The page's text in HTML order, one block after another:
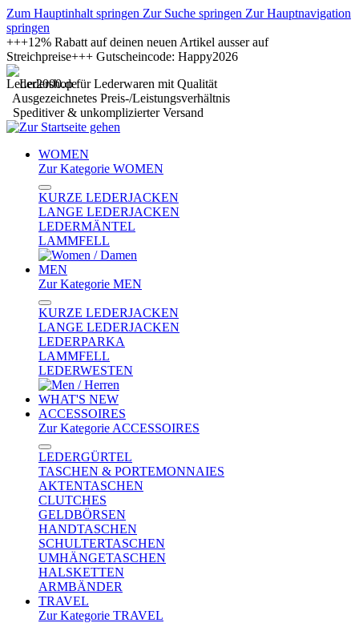
Zum Hauptinhalt springen Zur Suche springen Zur Hauptnavigation
springen
+++12% Rabatt auf deinen neuen Artikel ausser auf
Streichpreise+++ Gutscheincode: Happy2026
Ledershop für Lederwaren mit Qualität
Ausgezeichnetes Preis-/Leistungsverhältnis
Speditiver & unkomplizierter Versand
WOMEN
Zur Kategorie WOMEN
KURZE LEDERJACKEN
LANGE LEDERJACKEN
LEDERMÄNTEL
LAMMFELL
MEN
Zur Kategorie MEN
KURZE LEDERJACKEN
LANGE LEDERJACKEN
LEDERPARKA
LAMMFELL
LEDERWESTEN
WHAT'S NEW
ACCESSOIRES
Zur Kategorie ACCESSOIRES
LEDERGÜRTEL
TASCHEN & PORTEMONNAIES
AKTENTASCHEN
CLUTCHES
GELDBÖRSEN
HANDTASCHEN
SCHULTERTASCHEN
UMHÄNGETASCHEN
HALSKETTEN
ARMBÄNDER
TRAVEL
Zur Kategorie TRAVEL